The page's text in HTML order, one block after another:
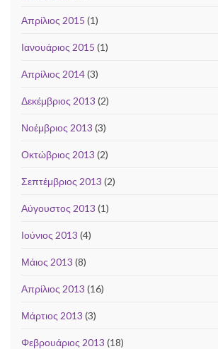
Απρίλιος 2015 (1)
Ιανουάριος 2015 (1)
Απρίλιος 2014(3)
Δεκέμβριος 2013 (2)
Νοέμβριος 2013 (3)
Οκτώβριος 2013 (2)
Σεπτέμβριος 2013 (2)
Αύγουστος 2013 (1)
Ιούνιος 2013 (4)
Μάιος 2013 (8)
Απρίλιος 2013 (16)
Μάρτιος 2013 (3)
Φεβρουάριος 2013 (18)